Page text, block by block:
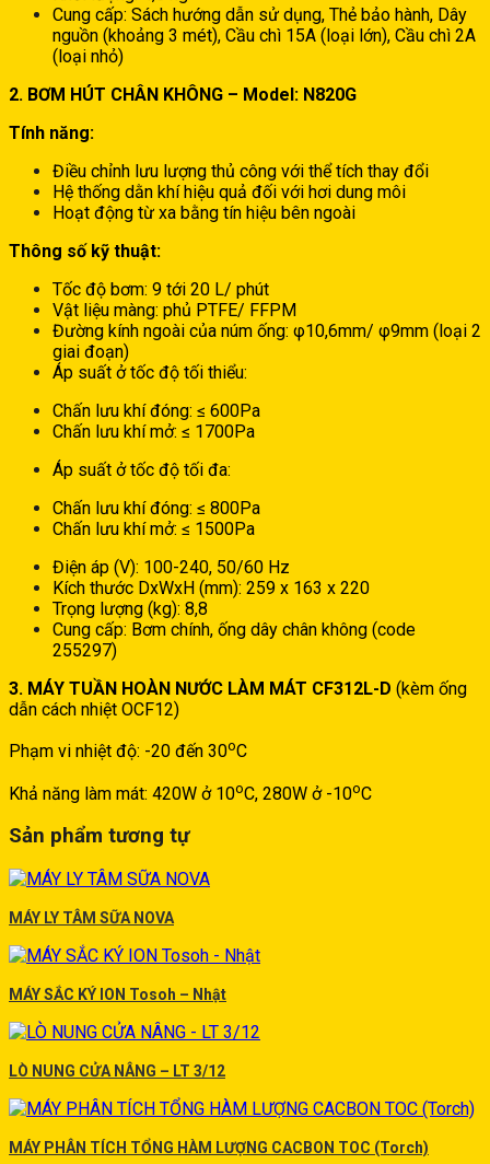
Cung cấp: Sách hướng dẫn sử dụng, Thẻ bảo hành, Dây
nguồn (khoảng 3 mét), Cầu chì 15A (loại lớn), Cầu chì 2A
(loại nhỏ)
2. BƠM HÚT CHÂN KHÔNG – Model: N820G
Tính năng:
Điều chỉnh lưu lượng thủ công với thể tích thay đổi
Hệ thống dằn khí hiệu quả đối với hơi dung môi
Hoạt động từ xa bằng tín hiệu bên ngoài
Thông số kỹ thuật:
Tốc độ bơm: 9 tới 20 L/ phút
Vật liệu màng: phủ PTFE/ FFPM
Đường kính ngoài của núm ống: φ10,6mm/ φ9mm (loại 2
giai đoạn)
Áp suất ở tốc độ tối thiểu:
Chấn lưu khí đóng: ≤ 600Pa
Chấn lưu khí mở: ≤ 1700Pa
Áp suất ở tốc độ tối đa:
Chấn lưu khí đóng: ≤ 800Pa
Chấn lưu khí mở: ≤ 1500Pa
Điện áp (V): 100-240, 50/60 Hz
Kích thước DxWxH (mm): 259 x 163 x 220
Trọng lượng (kg): 8,8
Cung cấp: Bơm chính, ống dây chân không (code
255297)
3. MÁY TUẦN HOÀN NƯỚC LÀM MÁT CF312L-D (kèm ống
dẫn cách nhiệt OCF12)
Phạm vi nhiệt độ: -20 đến 30oC
Khả năng làm mát: 420W ở 10oC, 280W ở -10oC
Sản phẩm tương tự
MÁY LY TÂM SỮA NOVA
MÁY SẮC KÝ ION Tosoh – Nhật
LÒ NUNG CỬA NÂNG – LT 3/12
MÁY PHÂN TÍCH TỔNG HÀM LƯỢNG CACBON TOC (Torch)